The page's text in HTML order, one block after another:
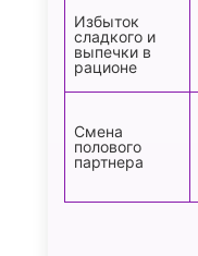
Избыток
сладкого и
выпечки в
рационе
Смена
полового
партнера